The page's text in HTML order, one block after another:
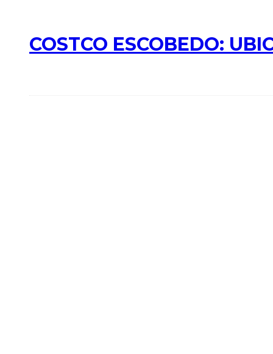
COSTCO ESCOBEDO: